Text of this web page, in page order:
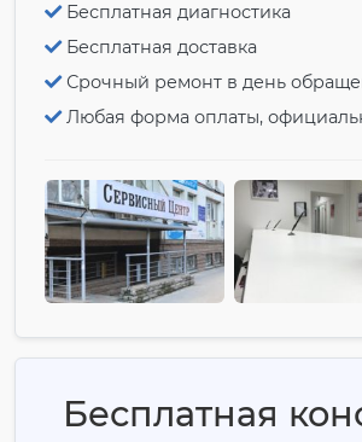
Бесплатная диагностика
Бесплатная доставка
Срочный ремонт в день
Любая форма оплаты,
Бесплатная